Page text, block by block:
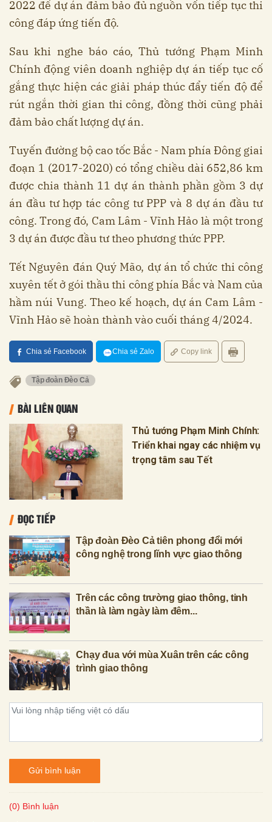
2022 để dự án đảm bảo đủ nguồn vốn tiếp tục thi
công đáp ứng tiến độ.
Sau khi nghe báo cáo, Thủ tướng Phạm Minh
Chính động viên doanh nghiệp dự án tiếp tục cố
gắng thực hiện các giải pháp thúc đẩy tiến độ để
rút ngắn thời gian thi công, đồng thời cũng phải
đảm bảo chất lượng dự án.
Tuyến đường bộ cao tốc Bắc - Nam phía Đông giai
đoạn 1 (2017-2020) có tổng chiều dài 652,86 km
được chia thành 11 dự án thành phần gồm 3 dự
án đầu tư hợp tác công tư PPP và 8 dự án đầu tư
công. Trong đó, Cam Lâm - Vĩnh Hảo là một trong
3 dự án được đầu tư theo phương thức PPP.
Tết Nguyên đán Quý Mão, dự án tổ chức thi công
xuyên tết ở gói thầu thi công phía Bắc và Nam của
hầm núi Vung. Theo kế hoạch, dự án Cam Lâm -
Vĩnh Hảo sẽ hoàn thành vào cuối tháng 4/2024.
Chia sẻ Facebook Chia sẻ Zalo Copy link
Tập đoàn Đèo Cả
BÀI LIÊN QUAN
Thủ tướng Phạm Minh Chính:
Triển khai ngay các nhiệm vụ
trọng tâm sau Tết
ĐỌC TIẾP
Tập đoàn Đèo Cả tiên phong đổi mới
công nghệ trong lĩnh vực giao thông
Trên các công trường giao thông, tinh
thần là làm ngày làm đêm...
Chạy đua với mùa Xuân trên các công
trình giao thông
Gửi bình luận
(0) Bình luận